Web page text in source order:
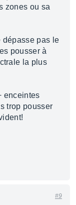
zones ou sa
dépasse pas le
pousser à
la plus
enceintes
trop pousser
#9